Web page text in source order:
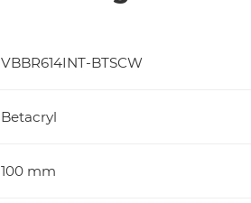
VBBR614INT-BTSCW
Betacryl
100 mm